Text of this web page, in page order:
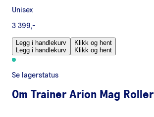
Unisex
3 399,-
Legg i handlekurv
Legg i handlekurv
Klikk og hent
Klikk og hent
Se lagerstatus
Om Trainer Arion Mag Roller